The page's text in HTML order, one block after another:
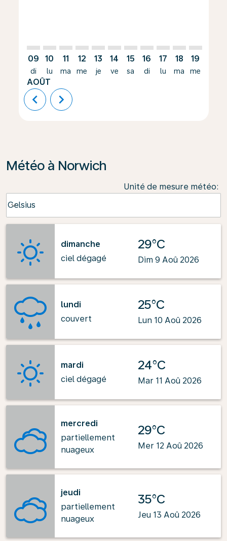
09
di
AOÛT
10
lu
11
ma
12
me
13
je
14
ve
15
sa
16
di
17
lu
18
ma
19
me
chevron_left chevron_right
Météo à Norwich
Unité de mesure météo:
Celsius
keyboard_arrow_down
dimanche
ciel dégagé
29°C
Dim 9 Aoû 2026
lundi
couvert
25°C
Lun 10 Aoû 2026
mardi
ciel dégagé
24°C
Mar 11 Aoû 2026
mercredi
partiellement
nuageux
29°C
Mer 12 Aoû 2026
jeudi
partiellement
nuageux
35°C
Jeu 13 Aoû 2026